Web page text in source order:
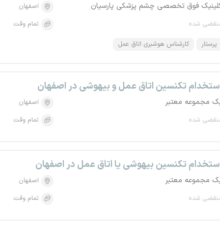
فوق تخصصی چشم پزشکی پارسیان
شده
اصفهان
تمام وقت
پرستار کارشناس هوشبری اتاق عمل
تکنسین اتاق عمل و بیهوشی در اصفهان
مجموعه معتبر
شده
اصفهان
تمام وقت
تکنسین بیهوشی یا اتاق عمل در اصفهان
مجموعه معتبر
شده
اصفهان
تمام وقت